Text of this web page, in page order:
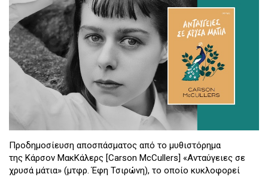
Προδημοσίευση αποσπάσματος από το μυθιστόρημα
της Κάρσον ΜακΚάλερς [Carson McCullers] «Ανταύγειες σε
χρυσά μάτια» (μτφρ. Έφη Τσιρώνη), το οποίο κυκλοφορεί